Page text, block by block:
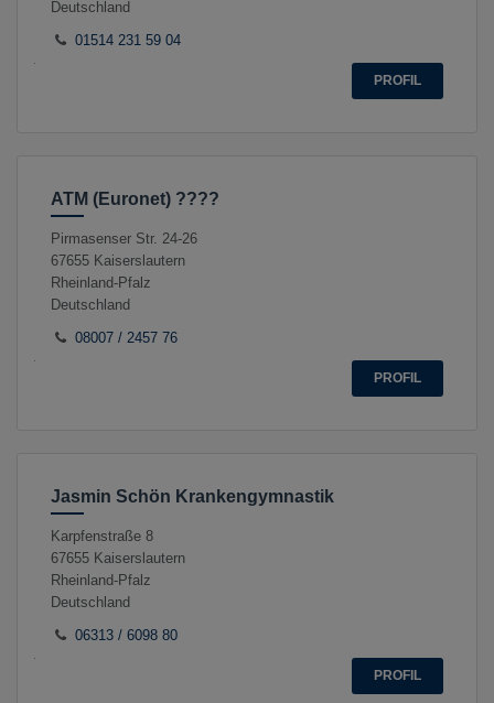
Deutschland
01514 231 59 04
PROFIL
ATM (Euronet) ????
Pirmasenser Str. 24-26
67655 Kaiserslautern
Rheinland-Pfalz
Deutschland
08007 / 2457 76
PROFIL
Jasmin Schön Krankengymnastik
Karpfenstraße 8
67655 Kaiserslautern
Rheinland-Pfalz
Deutschland
06313 / 6098 80
PROFIL